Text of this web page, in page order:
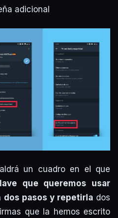
adicional
un cuadro en el que
que queremos usar
dos pasos y repetirla dos
que la hemos escrito